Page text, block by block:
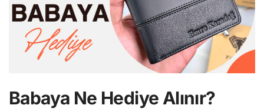
Babaya Ne Hediye Alınır?